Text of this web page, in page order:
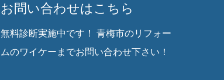
お問い合わせはこちら
無料診断実施中です！ 青梅市のリフォー
ムのワイケーまでお問い合わせ下さい！